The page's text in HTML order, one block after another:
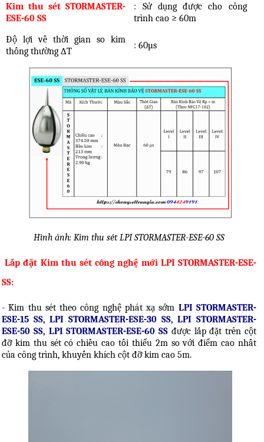
Kim thu sét STORMASTER-
ESE-60 SS
: Sử dụng được cho công
trình cao ≥ 60m
Độ lợi về thời gian so kim
thống thường ∆T
: 60µs
Hình ảnh: Kim thu sét LPI STORMASTER-ESE-60 SS
Lắp đặt Kim thu sét công nghệ mới LPI STORMASTER-ESE-
SS:
- Kim thu sét theo công nghệ phát xạ sớm LPI STORMASTER-
ESE-15 SS, LPI STORMASTER-ESE-30 SS, LPI STORMASTER-
ESE-50 SS, LPI STORMASTER-ESE-60 SS được lắp đặt trên cột
đỡ kim thu sét có chiều cao tối thiểu 2m so với điểm cao nhất
của công trình, khuyến khích cột đỡ kim cao 5m.